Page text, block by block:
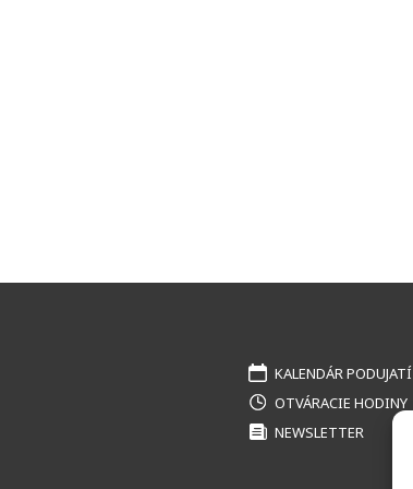
KALENDÁR PODUJATÍ
OTVÁRACIE HODINY
NEWSLETTER